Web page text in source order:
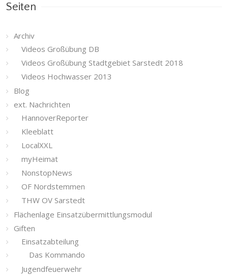
Seiten
Archiv
Videos Großübung DB
Videos Großübung Stadtgebiet Sarstedt 2018
Videos Hochwasser 2013
Blog
ext. Nachrichten
HannoverReporter
Kleeblatt
LocalXXL
myHeimat
NonstopNews
OF Nordstemmen
THW OV Sarstedt
Flächenlage Einsatzübermittlungsmodul
Giften
Einsatzabteilung
Das Kommando
Jugendfeuerwehr